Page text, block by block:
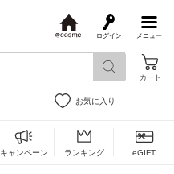
メニュー
ログイン
s
カート
お気に入り
キャンペーン ランキング eGIFT